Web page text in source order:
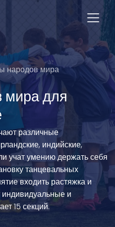
народов мира
мира для
различные
индийские,
учат умению держать себя
танцевальных
входить растяжка и
и
15 секций.